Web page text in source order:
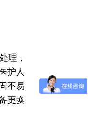
理，
护人
不易
更换